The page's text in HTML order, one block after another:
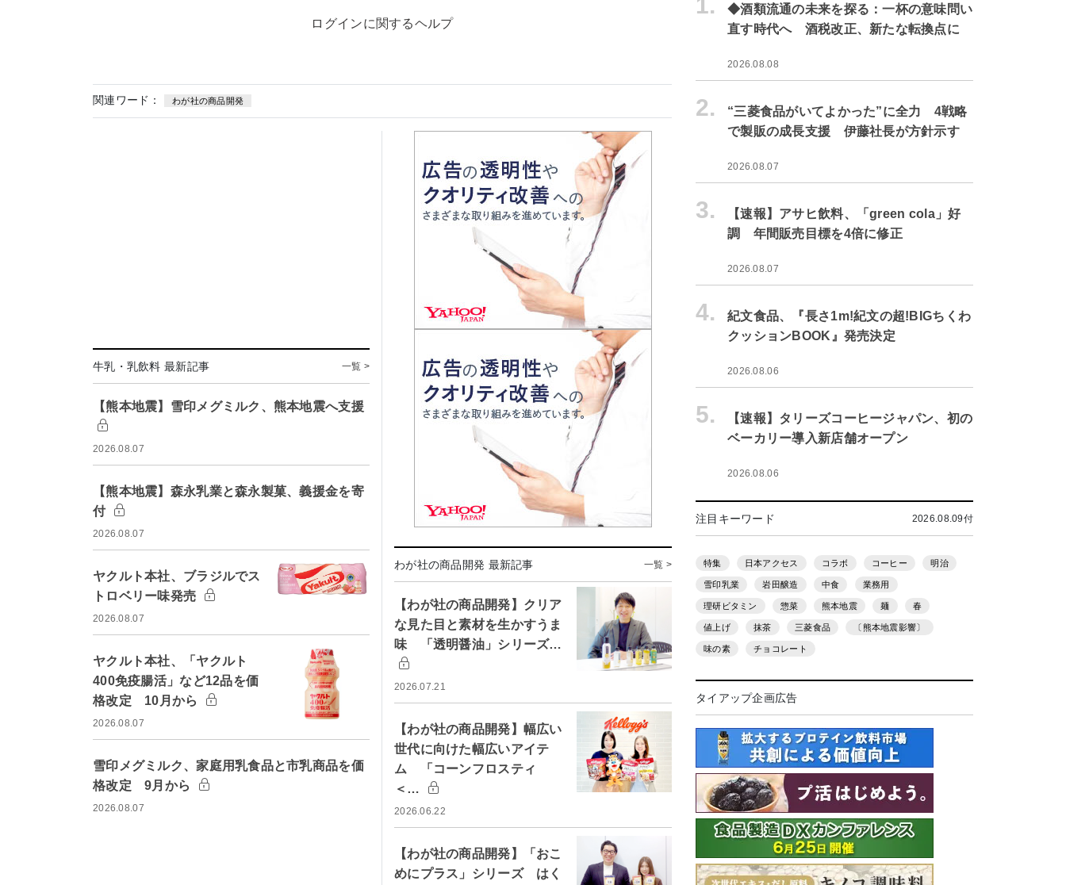
ログインに関するヘルプ
関連ワード： わが社の商品開発
牛乳・乳飲料 最新記事 一覧 >
【熊本地震】雪印メグミルク、熊本地震へ支援
2026.08.07
【熊本地震】森永乳業と森永製菓、義援金を寄
付
2026.08.07
ヤクルト本社、ブラジルでス
トロベリー味発売
2026.08.07
ヤクルト本社、「ヤクルト
400免疫腸活」など12品を価
格改定 10月から
2026.08.07
雪印メグミルク、家庭用乳食品と市乳商品を価
格改定 9月から
2026.08.07
わが社の商品開発 最新記事 一覧 >
【わが社の商品開発】クリア
な見た目と素材を生かすうま
味 「透明醤油」シリーズ…
2026.07.21
【わが社の商品開発】幅広い
世代に向けた幅広いアイテ
ム 「コーンフロスティ
＜…
2026.06.22
【わが社の商品開発】「おこ
めにプラス」シリーズ はく
◆酒類流通の未来を探る：一杯の意味問い
直す時代へ 酒税改正、新たな転換点に
2026.08.08
2.
“三菱食品がいてよかった”に全力 4戦略
で製販の成長支援 伊藤社長が方針示す
2026.08.07
3.
【速報】アサヒ飲料、「green cola」好
調 年間販売目標を4倍に修正
2026.08.07
4.
紀文食品、『長さ1m!紀文の超!BIGちくわ
クッションBOOK』発売決定
2026.08.06
5.
【速報】タリーズコーヒージャパン、初の
ベーカリー導入新店舗オープン
2026.08.06
注目キーワード 2026.08.09付
特集 日本アクセス コラボ コーヒー 明治
雪印乳業 岩田醸造 中食 業務用
理研ビタミン 惣菜 熊本地震 麺 春
値上げ 抹茶 三菱食品 〔熊本地震影響〕
味の素 チョコレート
タイアップ企画広告